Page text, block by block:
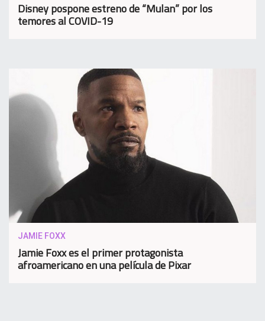
Disney pospone estreno de “Mulan” por los
temores al COVID-19
JAMIE FOXX
Jamie Foxx es el primer protagonista
afroamericano en una película de Pixar